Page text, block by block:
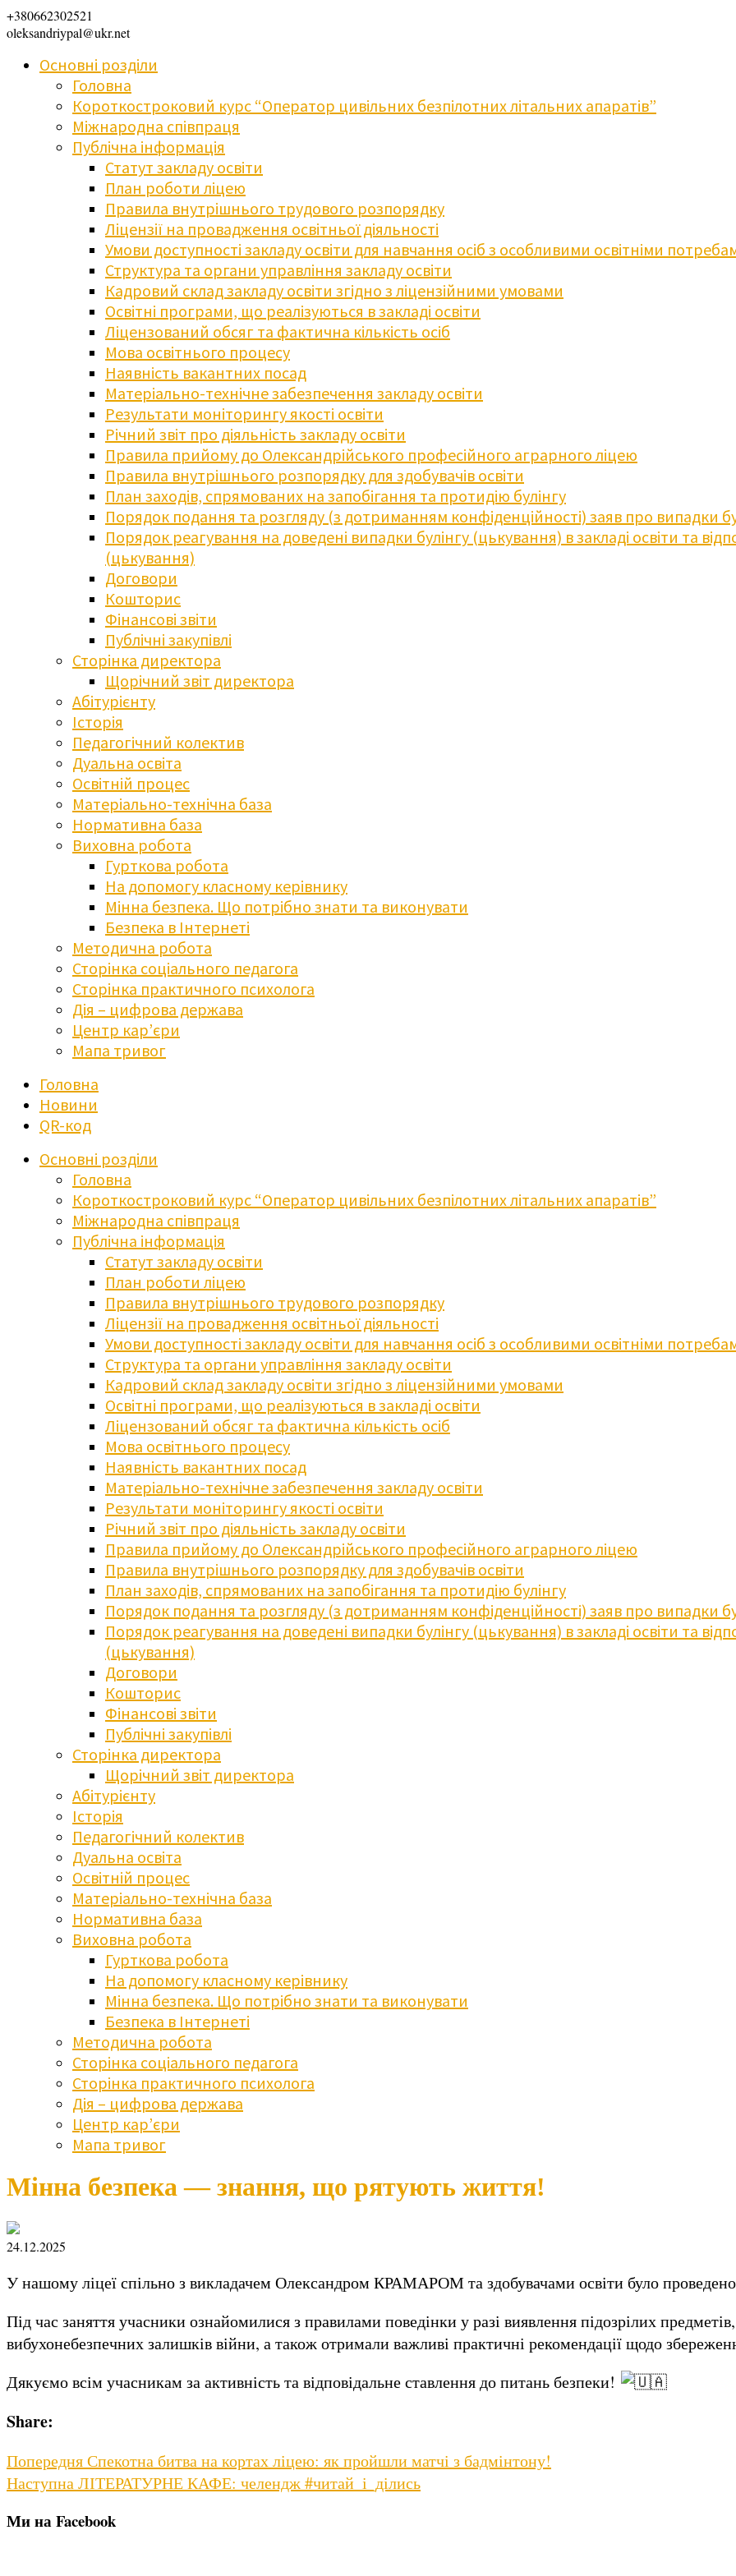
+380662302521
oleksandriypal@ukr.net
Основні розділи
Головна
Короткостроковий курс “Оператор цивільних безпілотних літальних апаратів”
Міжнародна співпраця
Публічна інформація
Статут закладу освіти
План роботи ліцею
Правила внутрішнього трудового розпорядку
Ліцензії на провадження освітньої діяльності
Умови доступності закладу освіти для навчання осіб з особливими освітніми
Структура та органи управління закладу освіти
Кадровий склад закладу освіти згідно з ліцензійними умовами
Освітні програми, що реалізуються в закладі освіти
Ліцензований обсяг та фактична кількість осіб
Мова освітнього процесу
Наявність вакантних посад
Матеріально-технічне забезпечення закладу освіти
Результати моніторингу якості освіти
Річний звіт про діяльність закладу освіти
Правила прийому до Олександрійського професійного аграрного ліцею
Правила внутрішнього розпорядку для здобувачів освіти
План заходів, спрямованих на запобігання та протидію булінгу
Порядок подання та розгляду (з дотриманням конфіденційності) заяв про випадки
Порядок реагування на доведені випадки булінгу (цькування) в закладі освіти та
(цькування)
Договори
Кошторис
Фінансові звіти
Публічні закупівлі
Сторінка директора
Щорічний звіт директора
Абітурієнту
Історія
Педагогічний колектив
Дуальна освіта
Освітній процес
Матеріально-технічна база
Нормативна база
Виховна робота
Гурткова робота
На допомогу класному керівнику
Мінна безпека. Що потрібно знати та виконувати
Безпека в Інтернеті
Методична робота
Сторінка соціального педагога
Сторінка практичного психолога
Дія – цифрова держава
Центр кар’єри
Мапа тривог
Головна
Новини
QR-код
Основні розділи
Головна
Короткостроковий курс “Оператор цивільних безпілотних літальних апаратів”
Міжнародна співпраця
Публічна інформація
Статут закладу освіти
План роботи ліцею
Правила внутрішнього трудового розпорядку
Ліцензії на провадження освітньої діяльності
Умови доступності закладу освіти для навчання осіб з особливими освітніми
Структура та органи управління закладу освіти
Кадровий склад закладу освіти згідно з ліцензійними умовами
Освітні програми, що реалізуються в закладі освіти
Ліцензований обсяг та фактична кількість осіб
Мова освітнього процесу
Наявність вакантних посад
Матеріально-технічне забезпечення закладу освіти
Результати моніторингу якості освіти
Річний звіт про діяльність закладу освіти
Правила прийому до Олександрійського професійного аграрного ліцею
Правила внутрішнього розпорядку для здобувачів освіти
План заходів, спрямованих на запобігання та протидію булінгу
Порядок подання та розгляду (з дотриманням конфіденційності) заяв про випадки
Порядок реагування на доведені випадки булінгу (цькування) в закладі освіти та
(цькування)
Договори
Кошторис
Фінансові звіти
Публічні закупівлі
Сторінка директора
Щорічний звіт директора
Абітурієнту
Історія
Педагогічний колектив
Дуальна освіта
Освітній процес
Матеріально-технічна база
Нормативна база
Виховна робота
Гурткова робота
На допомогу класному керівнику
Мінна безпека. Що потрібно знати та виконувати
Безпека в Інтернеті
Методична робота
Сторінка соціального педагога
Сторінка практичного психолога
Дія – цифрова держава
Центр кар’єри
Мапа тривог
Мінна безпека — знання, що рятують життя!
24.12.2025
У нашому ліцеї спільно з викладачем Олександром КРАМАРОМ та здобувачами освіти було проведено
Під час заняття учасники ознайомилися з правилами поведінки у разі виявлення підозрілих
вибухонебезпечних залишків війни, а також отримали важливі практичні рекомендації щодо
Дякуємо всім учасникам за активність та відповідальне ставлення до питань безпеки!
Share:
Навігація
записів
ПопередняPrevious
post:
Спекотна битва на кортах ліцею: як пройшли матчі з бадмінтону!
НаступнаNext
ЛІТЕРАТУРНЕ КАФЕ: челендж #читай_і_ділись
Ми на Facebook